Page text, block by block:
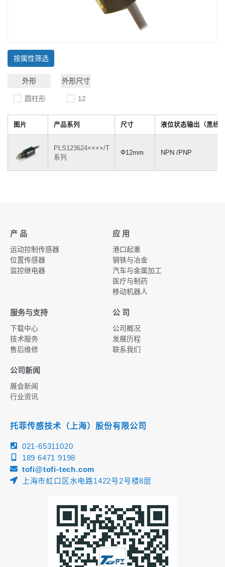
按属性筛选
外形
圆柱形
外形尺寸
12
图片 产品系列 尺寸 液位状态输出（黑线
PLS123624××××/T
系列
Φ12mm NPN /PNP
产 品
运动控制传感器
位置传感器
监控继电器
应 用
港口起重
钢铁与冶金
汽车与金属加工
医疗与制药
移动机器人
服务与支持
下载中心
技术服务
售后维修
公 司
公司概况
发展历程
联系我们
公司新闻
展会新闻
行业资讯
托菲传感技术（上海）股份有限公司
021-65311020
189 6471 9198
tofi@tofi-tech.com
上海市虹口区水电路1422号2号楼8层